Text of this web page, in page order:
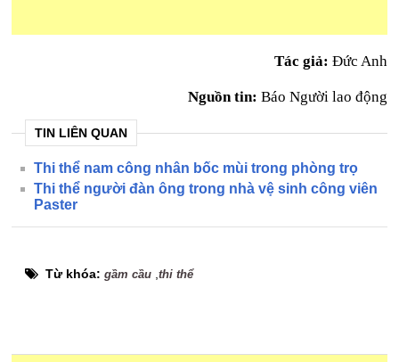
Tác giả: Đức Anh
Nguồn tin: Báo Người lao động
TIN LIÊN QUAN
Thi thể nam công nhân bốc mùi trong phòng trọ
Thi thể người đàn ông trong nhà vệ sinh công viên
Paster
Từ khóa:gầm cầu ,thi thể